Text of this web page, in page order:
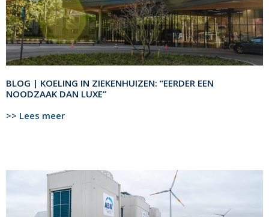
BLOG | KOELING IN ZIEKENHUIZEN: “EERDER EEN
NOODZAAK DAN LUXE”
>> Lees meer